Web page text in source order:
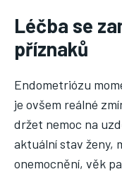
Léčba se
příznaků
Endometriózu
je ovšem reálné
držet nemoc na
aktuální stav ženy,
onemocnění, věk